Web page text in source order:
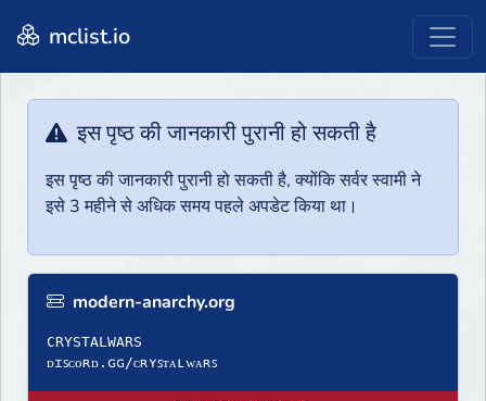
mclist.io
इस पृष्ठ की जानकारी पुरानी हो सकती है
इस पृष्ठ की जानकारी पुरानी हो सकती है, क्योंकि सर्वर स्वामी ने
इसे 3 महीने से अधिक समय पहले अपडेट किया था।
modern-anarchy.org
CRYSTALWARS
ᴅɪꜱᴄᴏʀᴅ.ɢɢ/ᴄʀʏꜱᴛᴀʟᴡᴀʀꜱ